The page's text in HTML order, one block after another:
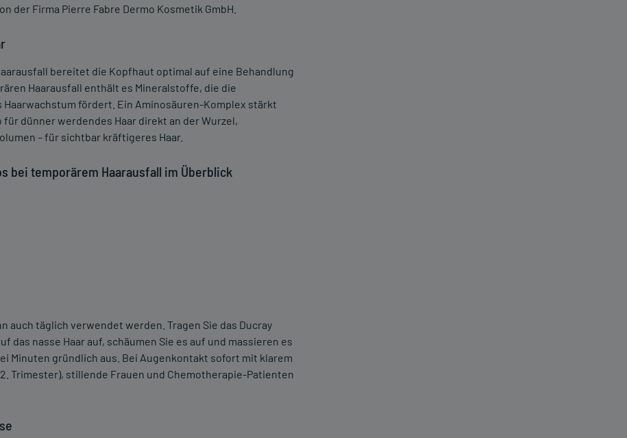
der Firma Pierre Fabre Dermo Kosmetik GmbH.
bereitet die Kopfhaut optimal auf eine Behandlung
Haarausfall enthält es Mineralstoffe, die die
fördert. Ein Aminosäuren-Komplex stärkt
dünner werdendes Haar direkt an der Wurzel,
– für sichtbar kräftigeres Haar.
bei temporärem Haarausfall im Überblick
auch täglich verwendet werden. Tragen Sie das Ducray
das nasse Haar auf, schäumen Sie es auf und massieren es
Minuten gründlich aus. Bei Augenkontakt sofort mit klarem
Trimester), stillende Frauen und Chemotherapie-Patienten